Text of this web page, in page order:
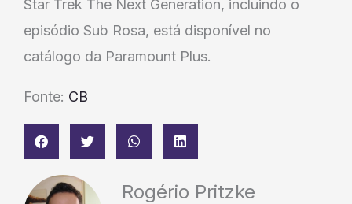
Star Trek The Next Generation, incluindo o
episódio Sub Rosa, está disponível no
catálogo da Paramount Plus.
Fonte: CB
Rogério Pritzke